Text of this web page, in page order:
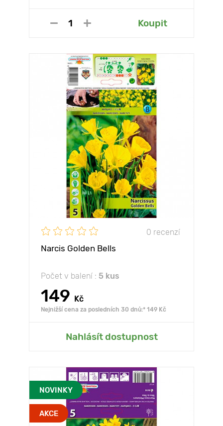
Koupit
0 recenzí
Narcis Golden Bells
Počet v balení : 5 kus
149 Kč
Nejnižší cena za posledních 30 dnů:* 149 Kč
Nahlásít dostupnost
NOVINKY
AKCE